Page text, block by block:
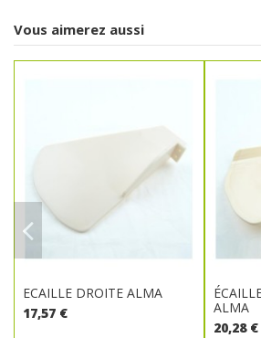
Vous aimerez aussi
ECAILLE DROITE ALMA
17,57 €
ALMA
20,28 €